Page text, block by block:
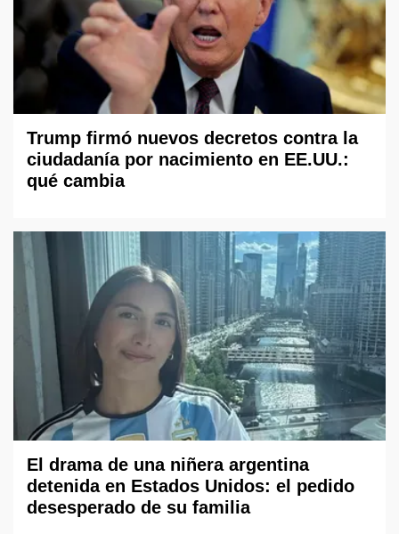
Trump firmó nuevos decretos contra la
ciudadanía por nacimiento en EE.UU.:
qué cambia
El drama de una niñera argentina
detenida en Estados Unidos: el pedido
desesperado de su familia